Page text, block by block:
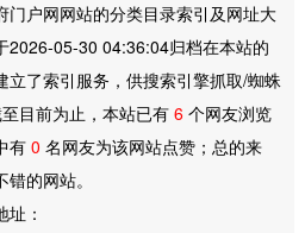
户网网站的分类目录索引及网址大
2026-05-30 04:36:04归档在本站的
立了索引服务，供搜索引擎抓取/蜘蛛
目前为止，本站已有 6个网友浏览
有 0 名网友为该网站点赞；总的来
的网站。
：